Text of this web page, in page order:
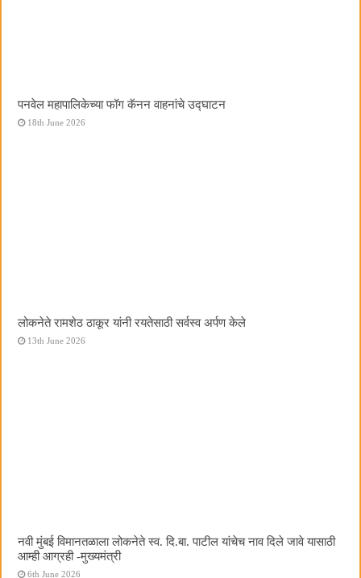
पनवेल महापालिकेच्या फॉग कॅनन वाहनांचे उद्घाटन
18th June 2026
लोकनेते रामशेठ ठाकूर यांनी रयतेसाठी सर्वस्व अर्पण केले
13th June 2026
नवी मुंबई विमानतळाला लोकनेते स्व. दि.बा. पाटील यांचेच नाव दिले जावे यासाठी
आम्ही आग्रही -मुख्यमंत्री
6th June 2026